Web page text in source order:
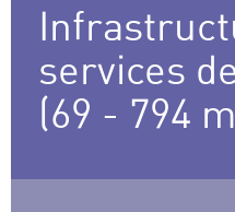
services
(69 - 794